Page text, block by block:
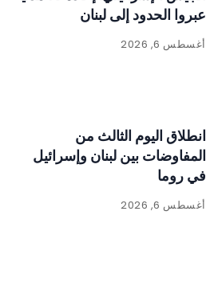
عبروا الحدود إلى لبنان
أغسطس 6, 2026
انطلاق اليوم الثالث من
المفاوضات بين لبنان وإسرائيل
في روما
أغسطس 6, 2026